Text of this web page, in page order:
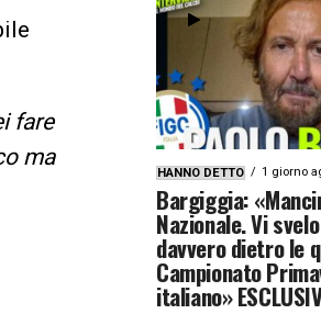
fare
ma
HANNO DETTO 1 giorno
Bargiggia:
Nazionale. Vi
davvero dietro le
Campionato
italiano»